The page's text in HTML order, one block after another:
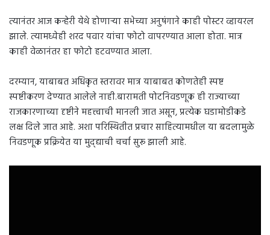
त्यानंतर आज कन्हेरी येथे होणाऱ्या सभेच्या अनुषंगाने काही पोस्टर व्हायरल
झाले. त्यामध्येही शरद पवार यांचा फोटो वापरण्यात आला होता. मात्र
काही वेळानंतर हा फोटो हटवण्यात आला.
दरम्यान, याबाबत अधिकृत स्तरावर मात्र याबाबत कोणतेही स्पष्ट
स्पष्टीकरण देण्यात आलेले नाही.बारामती पोटनिवडणूक ही राज्याच्या
राजकारणाच्या दृष्टीने महत्त्वाची मानली जात असून, प्रत्येक घडामोडीकडे
लक्ष दिले जात आहे. अशा परिस्थितीत प्रचार साहित्यामधील या बदलामुळे
निवडणूक प्रक्रियेत या मुद्द्याची चर्चा सुरू झाली आहे.